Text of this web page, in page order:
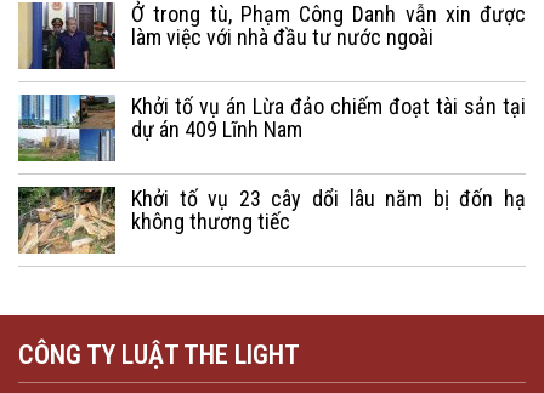
Ở trong tù, Phạm Công Danh vẫn xin được
làm việc với nhà đầu tư nước ngoài
Khởi tố vụ án Lừa đảo chiếm đoạt tài sản tại
dự án 409 Lĩnh Nam
Khởi tố vụ 23 cây dổi lâu năm bị đốn hạ
không thương tiếc
CÔNG TY LUẬT THE LIGHT